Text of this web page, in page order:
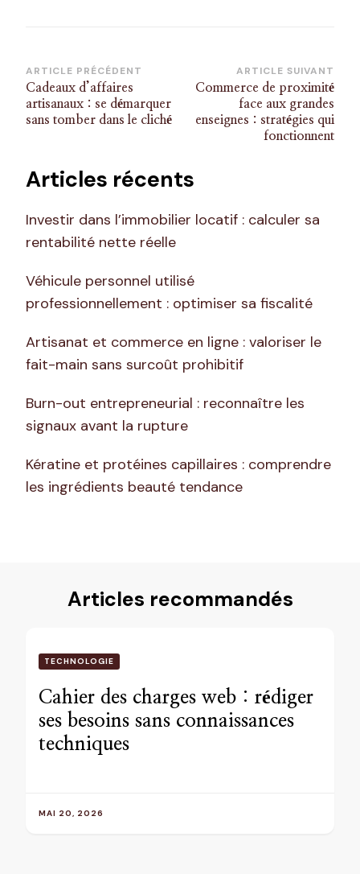
Navigation
d’article
ARTICLE PRÉCÉDENT
Cadeaux d’affaires
artisanaux : se démarquer
sans tomber dans le cliché
ARTICLE SUIVANT
Commerce de proximité
face aux grandes
enseignes : stratégies qui
fonctionnent
Articles récents
Investir dans l’immobilier locatif : calculer sa
rentabilité nette réelle
Véhicule personnel utilisé
professionnellement : optimiser sa fiscalité
Artisanat et commerce en ligne : valoriser le
fait-main sans surcoût prohibitif
Burn-out entrepreneurial : reconnaître les
signaux avant la rupture
Kératine et protéines capillaires : comprendre
les ingrédients beauté tendance
Articles recommandés
TECHNOLOGIE
Cahier des charges web : rédiger
ses besoins sans connaissances
techniques
MAI 20, 2026